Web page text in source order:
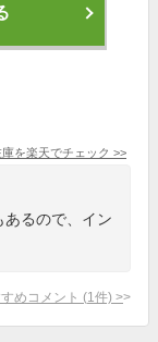
を楽天でチェック >>
るので、イン
めコメント (1 件) >